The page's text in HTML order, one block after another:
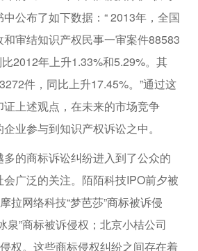
公布了如下数据：“ 2013年，全国
审结知识产权民事一审案件88583
2012年上升1.33%和5.29%。其
件，同比上升17.45%。”通过这
上述观点，在未来的市场竞争
业参与到知识产权诉讼之中。
的商标诉讼纠纷进入到了公众的
广泛的关注。陌陌科技IPO前夕被
拉网络科技“梦芭莎”商标被诉侵
泉”商标被诉侵权；北京小桔公司
权。这些商标侵权纠纷之间存在着